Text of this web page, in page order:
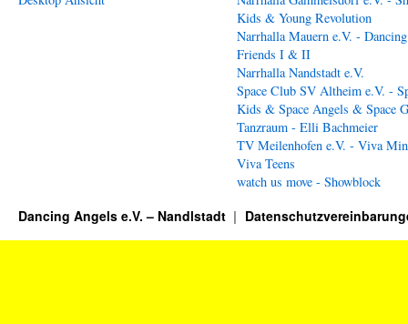
Kids & Young Revolution
Narrhalla Mauern e.V. - Dancing
Friends I & II
Narrhalla Nandstadt e.V.
Space Club SV Altheim e.V. -
Kids & Space Angels & Space
Tanzraum - Elli Bachmeier
TV Meilenhofen e.V. - Viva
Viva Teens
watch us move - Showblock
Dancing Angels e.V. – Nandlstadt